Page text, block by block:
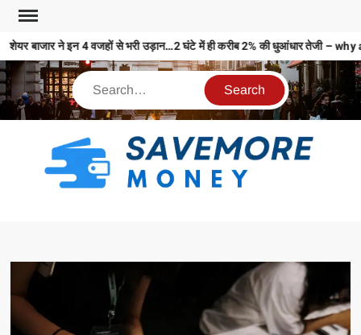
शेयर बाजार ने इन 4 वजहों से भरी उड़ान…2 घंटे में ही करीब 2% की धुआंधार